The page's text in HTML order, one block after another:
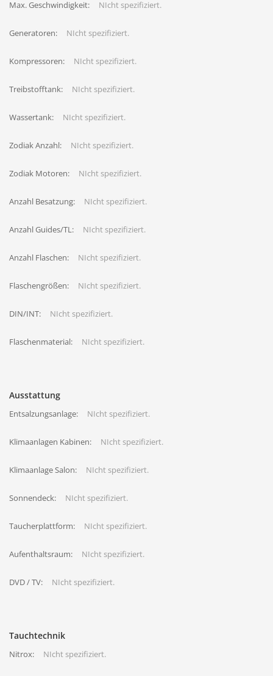
Max. Geschwindigkeit: NIcht spezifiziert.
Generatoren: NIcht spezifiziert.
Kompressoren: NIcht spezifiziert.
Treibstofftank: NIcht spezifiziert.
Wassertank: NIcht spezifiziert.
Zodiak Anzahl: NIcht spezifiziert.
Zodiak Motoren: NIcht spezifiziert.
Anzahl Besatzung: NIcht spezifiziert.
Anzahl Guides/TL: NIcht spezifiziert.
Anzahl Flaschen: NIcht spezifiziert.
Flaschengrößen: NIcht spezifiziert.
DIN/INT: NIcht spezifiziert.
Flaschenmaterial: NIcht spezifiziert.
Ausstattung
Entsalzungsanlage: NIcht spezifiziert.
Klimaanlagen Kabinen: NIcht spezifiziert.
Klimaanlage Salon: NIcht spezifiziert.
Sonnendeck: NIcht spezifiziert.
Taucherplattform: NIcht spezifiziert.
Aufenthaltsraum: NIcht spezifiziert.
DVD / TV: NIcht spezifiziert.
Tauchtechnik
Nitrox: NIcht spezifiziert.